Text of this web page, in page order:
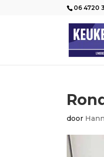
06 4720
door